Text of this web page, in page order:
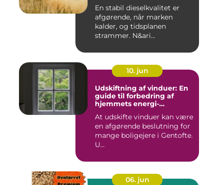
En stabil dieselkvalitet er
afgørende, når marken
kalder, og tidsplanen
strammer. N&ari...
10. jun
Udskiftning af vinduer: En
guide til forbedring af
hjemmets energi-
At udskifte vinduer kan være
en afgørende beslutning for
mange boligejere i Gentofte.
U...
06. jun